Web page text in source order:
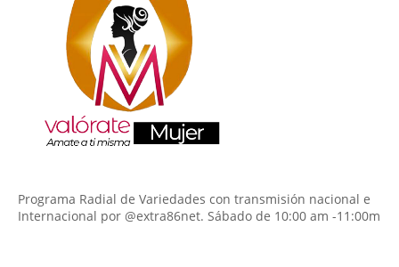
Programa Radial de Variedades con transmisión nacional e
Internacional por @extra86net. Sábado de 10:00 am -11:00m